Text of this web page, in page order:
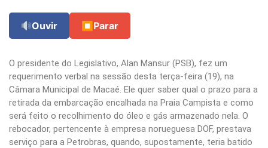
Ouvir ⏹ Parar
O presidente do Legislativo, Alan Mansur (PSB), fez um
requerimento verbal na sessão desta terça-feira (19), na
Câmara Municipal de Macaé. Ele quer saber qual o prazo para a
retirada da embarcação encalhada na Praia Campista e como
será feito o recolhimento do óleo e gás armazenado nela. O
rebocador, pertencente à empresa norueguesa DOF, prestava
serviço para a Petrobras, quando, supostamente, teria batido